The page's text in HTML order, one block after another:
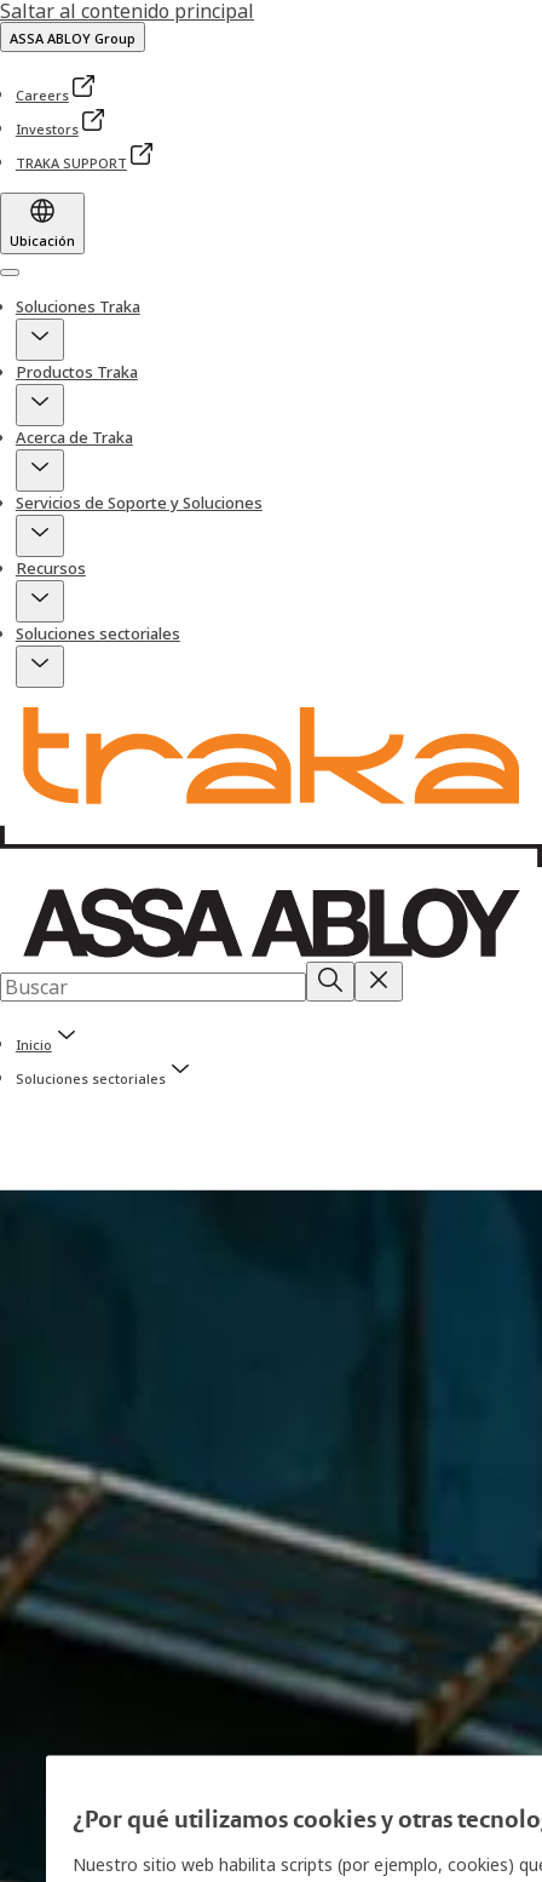
Saltar al contenido principal
ASSA ABLOY Group
Careers
Investors
TRAKA SUPPORT
Ubicación
Menu
Soluciones Traka
Productos Traka
Acerca de Traka
Servicios de Soporte y Soluciones
Recursos
Soluciones sectoriales
Inicio
Soluciones sectoriales
¿Por qué utilizamos cookies y otras
Nuestro sitio web habilita scripts (por ejemplo, cookies)